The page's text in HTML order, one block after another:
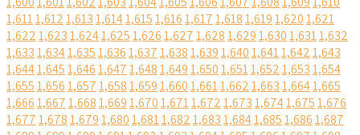
1,6111,6121,6131,6141,6151,6161,6171,6181,6191,6201,621
1,6221,6231,6241,6251,6261,6271,6281,6291,6301,6311,632
1,6331,6341,6351,6361,6371,6381,6391,6401,6411,6421,643
1,6441,6451,6461,6471,6481,6491,6501,6511,6521,6531,654
1,6551,6561,6571,6581,6591,6601,6611,6621,6631,6641,665
1,6661,6671,6681,6691,6701,6711,6721,6731,6741,6751,676
1,6771,6781,6791,6801,6811,6821,6831,6841,6851,6861,687